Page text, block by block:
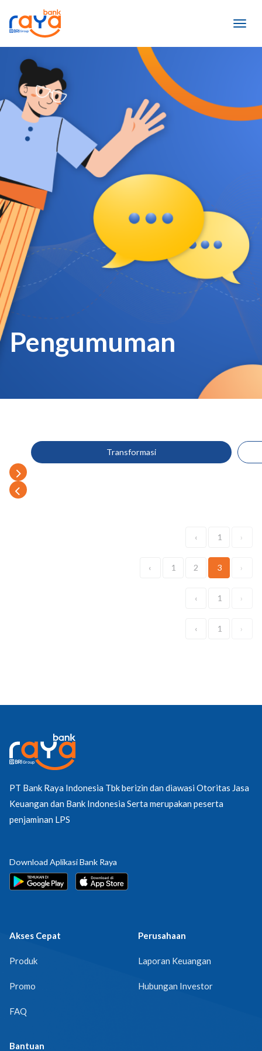
Pengumuman
Transformasi
‹ 1 ›
‹ 1 2 3 ›
‹ 1 ›
‹ 1 ›
PT Bank Raya Indonesia Tbk berizin dan diawasi Otoritas Jasa
Keuangan dan Bank Indonesia Serta merupakan peserta
penjaminan LPS
Download Aplikasi Bank Raya
Akses Cepat
Produk
Promo
FAQ
Perusahaan
Laporan Keuangan
Hubungan Investor
Bantuan